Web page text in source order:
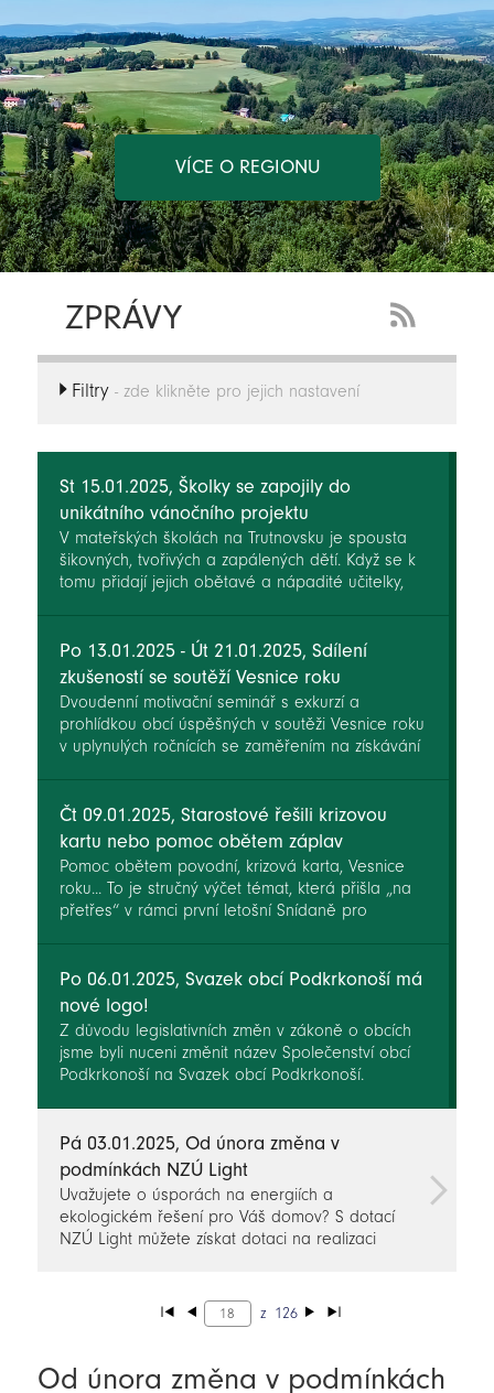
VÍCE O REGIONU
ZPRÁVY
Feed
Filtry- zde klikněte pro jejich nastavení
St 15.01.2025, Školky se zapojily do
unikátního vánočního projektu
V mateřských školách na Trutnovsku je spousta
šikovných, tvořivých a zapálených dětí. Když se k
tomu přidají jejich obětavé a nápadité učitelky,
vzniklo v mateřinkách našeho regionu v rámci
projektu na podporu vzdělávání Místní akční plán
(MAP) Trutnovsko IV. Realizátorem projektu je
Místní akční skupina Království – Jestřebí hory,
o.p.s.
Po 13.01.2025 - Út 21.01.2025, Sdílení
zkušeností se soutěží Vesnice roku
Dvoudenní motivační seminář s exkurzí a
prohlídkou obcí úspěšných v soutěži Vesnice roku
v uplynulých ročnících se zaměřením na získávání
semináři budou zmíněny i úspěšné již realizované
projekty z Programu rozvoje venkova 2014–2020
(PRV)..
Čt 09.01.2025, Starostové řešili krizovou
kartu nebo pomoc obětem záplav
Pomoc obětem povodní, krizová karta, Vesnice
roku... To je stručný výčet témat, která přišla „na
přetřes“ v rámci první letošní Snídaně pro
tradiční sdílení setkání dorazilo čtrnáct zástupkyň
a zástupců vedení měst a obcí našeho regionu.
Po 06.01.2025, Svazek obcí Podkrkonoší má
nové logo!
Z důvodu legislativních změn v zákoně o obcích
jsme byli nuceni změnit název Společenství obcí
Podkrkonoší na Svazek obcí Podkrkonoší.
Pá 03.01.2025, Od února změna v
podmínkách NZÚ Light
Uvažujete o úsporách na energiích a
ekologickém řešení pro Váš domov? S dotací
NZÚ Light můžete získat dotaci na realizaci
z 126
Od února změna v podmínkách